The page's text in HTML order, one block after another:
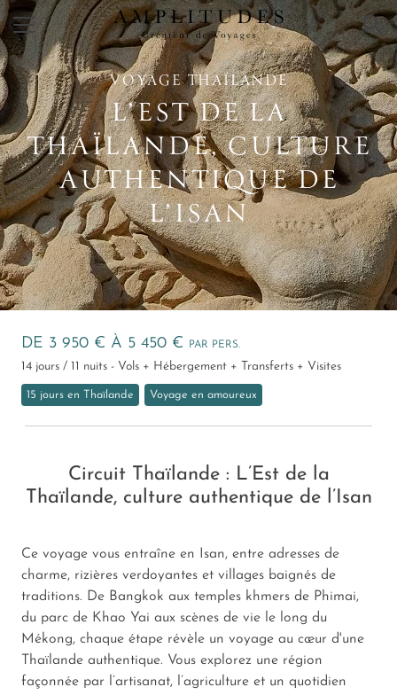
×
VOYAGE THAÏLANDE
L’EST DE LA
THAÏLANDE, CULTURE
AUTHENTIQUE DE
L’ISAN
DE 3 950 € À 5 450 € PAR PERS.
14 jours / 11 nuits - Vols + Hébergement + Transferts + Visites
15 jours en Thaïlande Voyage en amoureux
Circuit Thaïlande : L’Est de la
Thaïlande, culture authentique de l’Isan
Ce voyage vous entraîne en Isan, entre adresses de
charme, rizières verdoyantes et villages baignés de
traditions. De Bangkok aux temples khmers de Phimai,
du parc de Khao Yai aux scènes de vie le long du
Mékong, chaque étape révèle un voyage au cœur d'une
Thaïlande authentique. Vous explorez une région
façonnée par l’artisanat, l’agriculture et un quotidien